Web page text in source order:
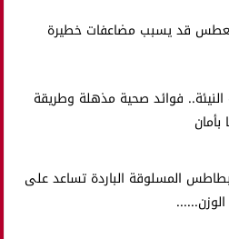
قد يسبب مضاعفات خطيرة
النيئة.. فوائد صحية مذهلة وطريقة
بأمان
المسلوقة الباردة تساعد على